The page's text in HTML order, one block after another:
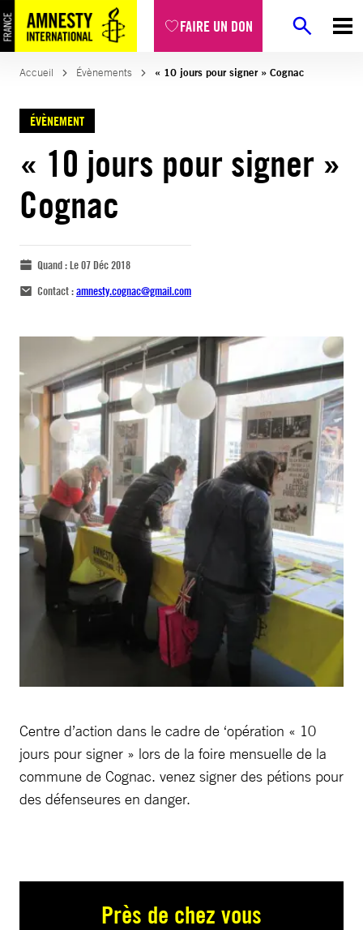
FAIRE UN DON
Accueil Évènements « 10 jours pour signer » Cognac
ÉVÈNEMENT
« 10 jours pour signer »
Cognac
Quand :Le 07 Déc 2018
Contact :amnesty.cognac@gmail.com
Centre d’action dans le cadre de ‘opération « 10
jours pour signer » lors de la foire mensuelle de la
commune de Cognac. venez signer des pétions pour
des défenseures en danger.
Près de chez vous